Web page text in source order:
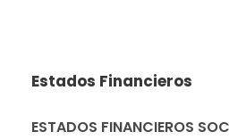
Estados Financieros
ESTADOS FINANCIEROS